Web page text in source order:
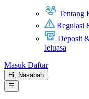
Tentang
Regulasi
Deposit
leluasa
Masuk Daftar
Hi, Nasabah